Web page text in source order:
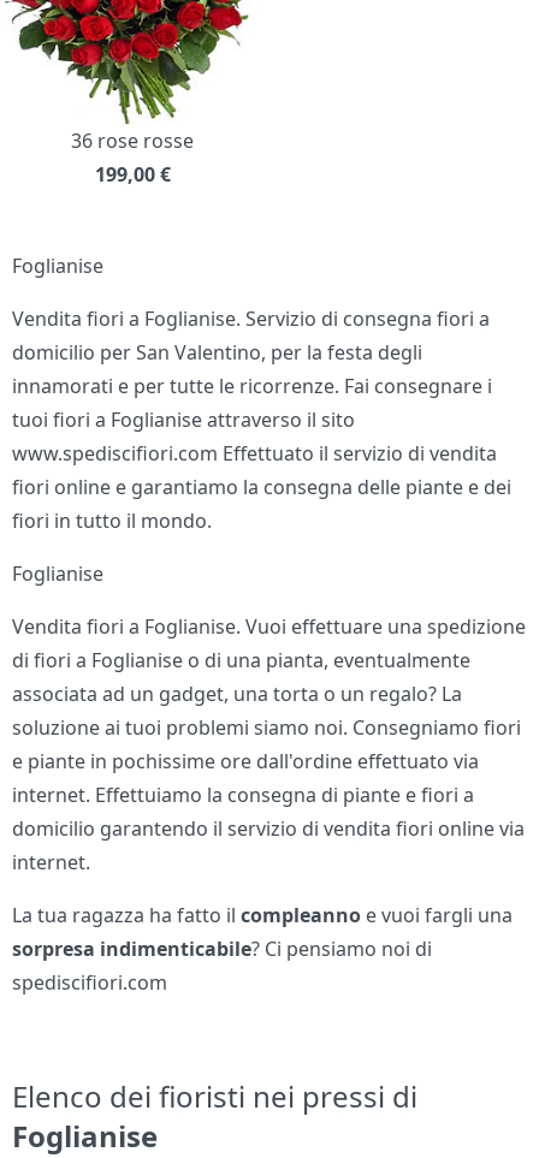
36 rose rosse
199,00 €
Foglianise
Vendita fiori a Foglianise. Servizio di consegna fiori a
domicilio per San Valentino, per la festa degli
innamorati e per tutte le ricorrenze. Fai consegnare i
tuoi fiori a Foglianise attraverso il sito
www.spediscifiori.com Effettuato il servizio di vendita
fiori online e garantiamo la consegna delle piante e dei
fiori in tutto il mondo.
Foglianise
Vendita fiori a Foglianise. Vuoi effettuare una spedizione
di fiori a Foglianise o di una pianta, eventualmente
associata ad un gadget, una torta o un regalo? La
soluzione ai tuoi problemi siamo noi. Consegniamo fiori
e piante in pochissime ore dall'ordine effettuato via
internet. Effettuiamo la consegna di piante e fiori a
domicilio garantendo il servizio di vendita fiori online via
internet.
La tua ragazza ha fatto ilcompleanno e vuoi fargli una
sorpresa indimenticabile? Ci pensiamo noi di
spediscifiori.com
Elenco dei fioristi nei pressi di
Foglianise